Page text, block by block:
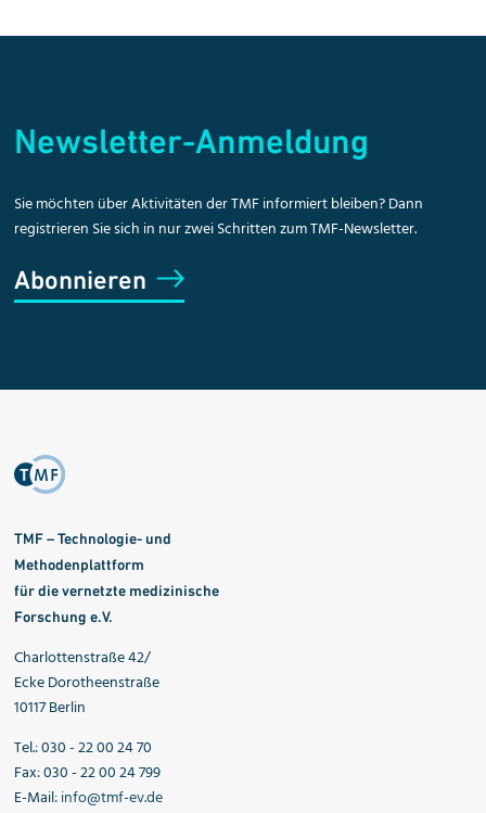
Newsletter-Anmeldung
Sie möchten über Aktivitäten der TMF informiert bleiben? Dann
registrieren Sie sich in nur zwei Schritten zum TMF-Newsletter.
Abonnieren
TMF – Technologie- und
Methodenplattform
für die vernetzte medizinische
Forschung e.V.
Charlottenstraße 42/
Ecke Dorotheenstraße
10117 Berlin
Tel.: 030 - 22 00 24 70
Fax: 030 - 22 00 24 799
E-Mail:info@tmf-ev.de